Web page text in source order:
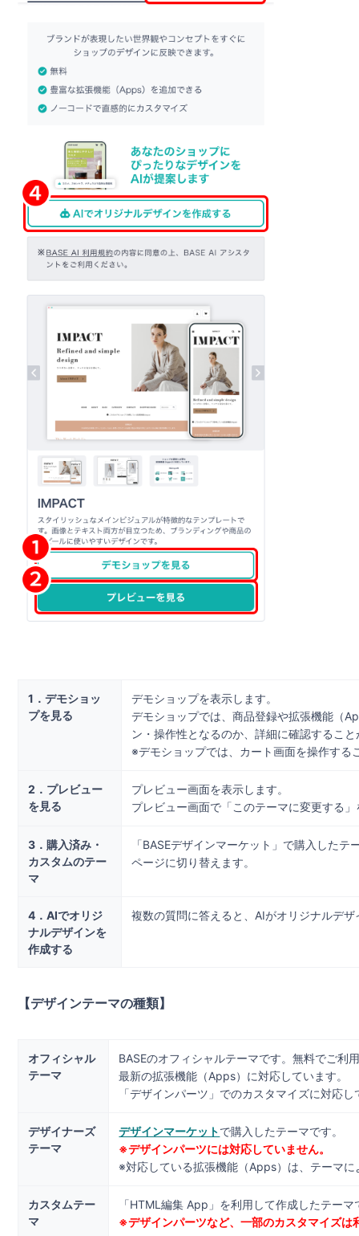
1．デモショッ
プを見る
デモショップを表示します。
デモショップでは、商品登録や拡張機能（
ン・操作性となるのか、詳細に確認するこ
※デモショップでは、カート画面を操作する
2．プレビュー
を見る
プレビュー画面を表示します。
プレビュー画面で「このテーマに変更する
3．購入済み・
カスタムのテー
マ
「BASEデザインマーケット」で購入した
ページに切り替えます。
4 ．AIでオリジ
ナルデザインを
作成する
複数の質問に答えると、AIがオリジナルデ
【デザインテーマの種類】
オフィシャル
テーマ
BASEのオフィシャルテーマです。無料でご利
最新の拡張機能（Apps）に対応しています。
「デザインパーツ」でのカスタマイズに対応し
デザイナーズ
テーマ
デザインマーケットで購入したテーマです。
※デザインパーツには対応していません。
※対応している拡張機能（Apps）は、テーマに
カスタムテー
マ
「HTML編集 App」を利用して作成したテーマ
※デザインパーツなど、一部のカスタマイズは